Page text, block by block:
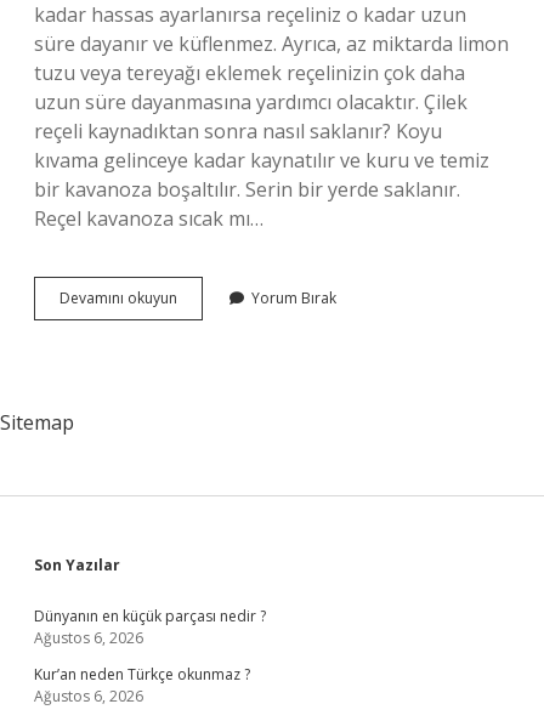
kadar hassas ayarlanırsa reçeliniz o kadar uzun
süre dayanır ve küflenmez. Ayrıca, az miktarda limon
tuzu veya tereyağı eklemek reçelinizin çok daha
uzun süre dayanmasına yardımcı olacaktır. Çilek
reçeli kaynadıktan sonra nasıl saklanır? Koyu
kıvama gelinceye kadar kaynatılır ve kuru ve temiz
bir kavanoza boşaltılır. Serin bir yerde saklanır.
Reçel kavanoza sıcak mı…
Devamını okuyun
Reçeli
Yorum Bırak
Sitemap
Sidebar
Son Yazılar
Dünyanın en küçük parçası nedir ?
Ağustos 6, 2026
Kur’an neden Türkçe okunmaz ?
Ağustos 6, 2026